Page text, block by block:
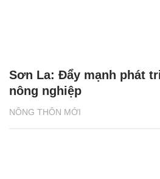
NÔNG THÔN MỚI
Sơn La: Đẩy mạnh phát
nông nghiệp